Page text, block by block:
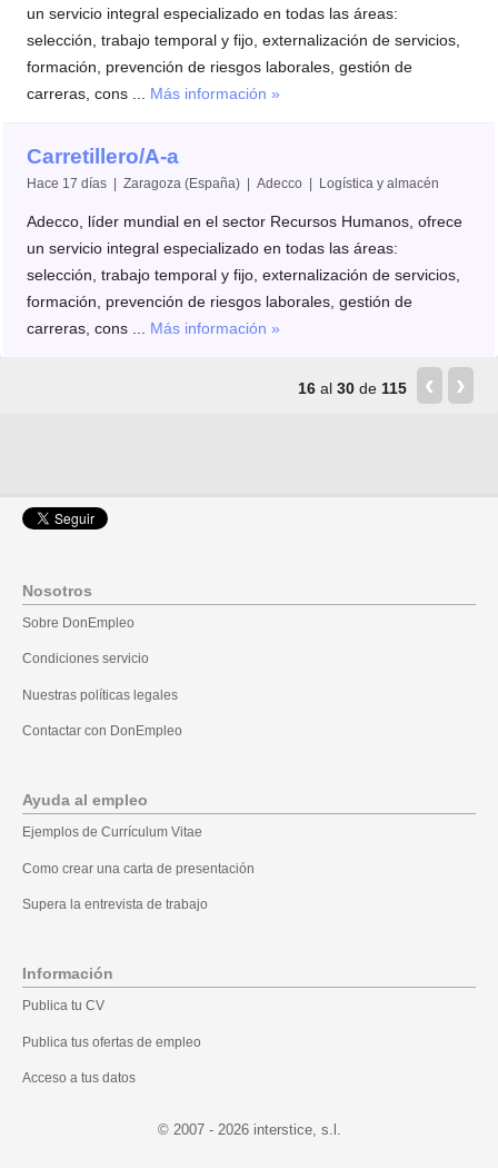
un servicio integral especializado en todas las áreas:
selección, trabajo temporal y fijo, externalización de servicios,
formación, prevención de riesgos laborales, gestión de
carreras, cons ... Más información »
Carretillero/A-a
Hace 17 días | Zaragoza (España) | Adecco | Logística y almacén
Adecco, líder mundial en el sector Recursos Humanos, ofrece
un servicio integral especializado en todas las áreas:
selección, trabajo temporal y fijo, externalización de servicios,
formación, prevención de riesgos laborales, gestión de
carreras, cons ... Más información »
16 al30 de 115 ‹ ›
Nosotros
Sobre DonEmpleo
Condiciones servicio
Nuestras políticas legales
Contactar con DonEmpleo
Ayuda al empleo
Ejemplos de Currículum Vitae
Como crear una carta de presentación
Supera la entrevista de trabajo
Información
Publica tu CV
Publica tus ofertas de empleo
Acceso a tus datos
© 2007 - 2026 .l.s ,ecitsretni